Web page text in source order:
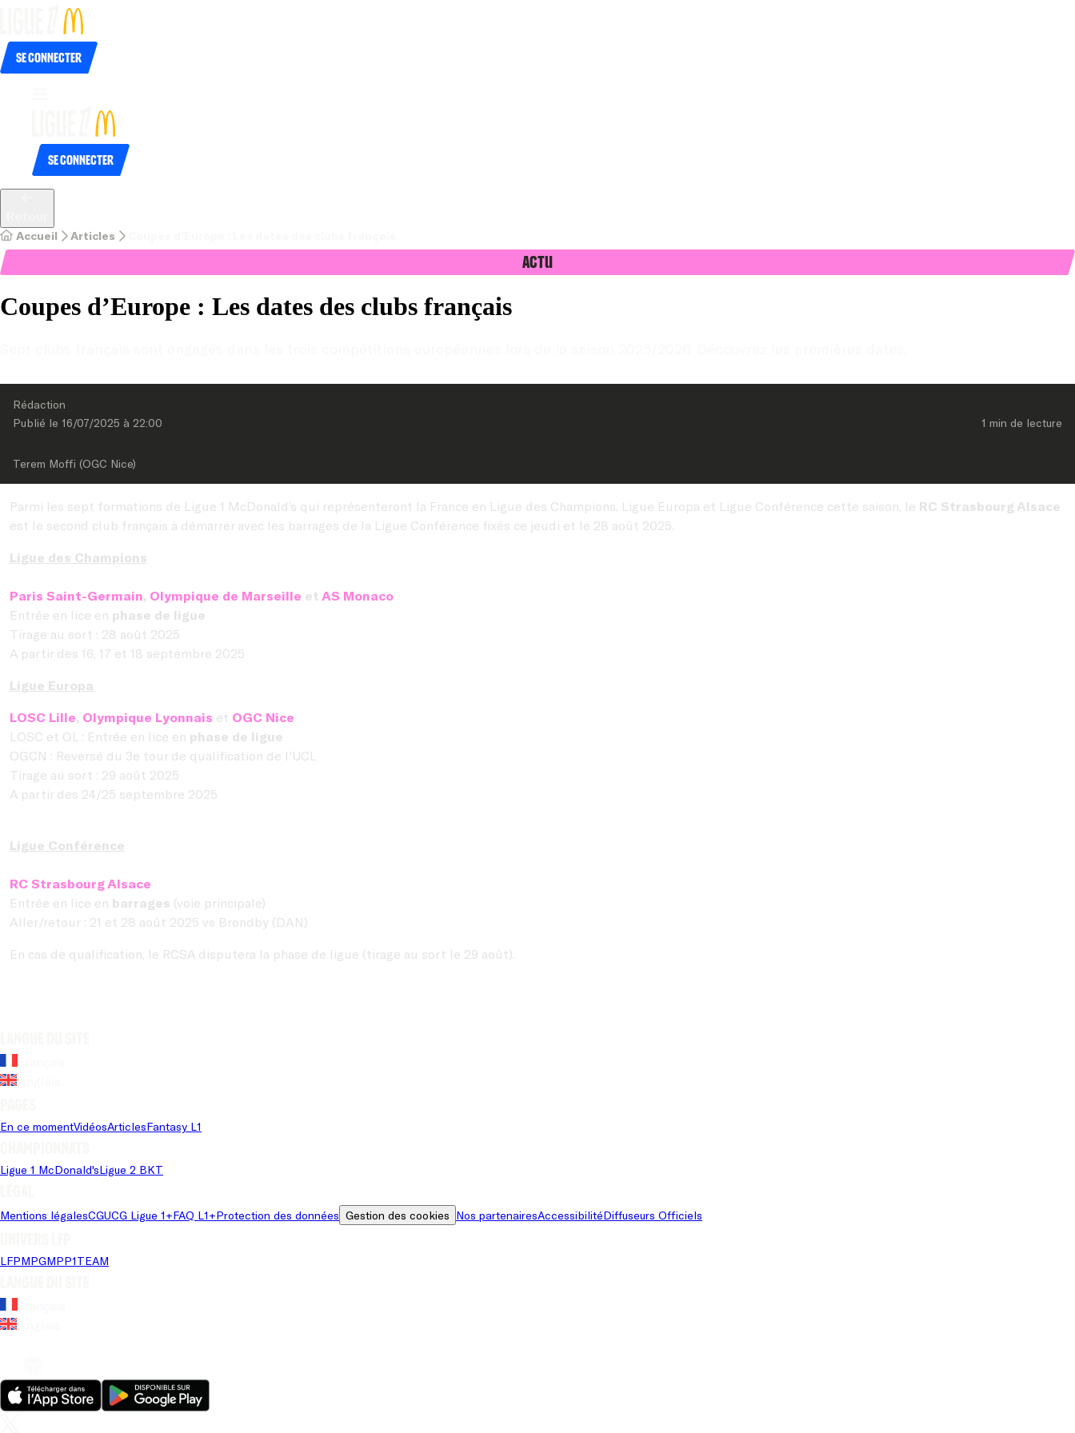
Se connecter
Se connecter
Accueil Articles
Actu
Coupes d’Europe : Les dates des clubs français
Rédaction
Publié le 16/07/2025 à 22:00 1 min de lecture
Terem Moffi (OGC Nice)
Parmi les sept formations de Ligue 1 McDonald’s qui représenteront la France en Ligue des Champions, Ligue Europa et Ligue Conférence cette saison, le RC Strasbourg Alsace
est le second club français à démarrer avec les barrages de la Ligue Conférence fixés ce jeudi et le 28 août 2025.
Ligue des Champions
Paris Saint-Germain, Olympique de Marseille et AS Monaco
Entrée en lice en phase de ligue
Tirage au sort : 28 août 2025
A partir des 16, 17 et 18 septembre 2025
Ligue Europa
LOSC Lille, Olympique Lyonnais et OGC Nice
LOSC et OL : Entrée en lice en phase de ligue
OGCN : Reversé du 3e tour de qualification de l'UCL
Tirage au sort : 29 août 2025
A partir des 24/25 septembre 2025
Ligue Conférence
RC Strasbourg Alsace
Entrée en lice en barrages (voie principale)
Aller/retour : 21 et 28 août 2025 vs Brondby (DAN)
En cas de qualification, le RCSA disputera la phase de ligue (tirage au sort le 29 août).
En ce momentVidéosArticlesFantasy L1
Ligue 1 McDonald'sLigue 2 BKT
Mentions légalesCGUCG Ligue 1+FAQ L1+Protection des données Gestion des cookies Nos partenairesAccessibilitéDiffuseurs Officiels
LFPMPGMPP1TEAM